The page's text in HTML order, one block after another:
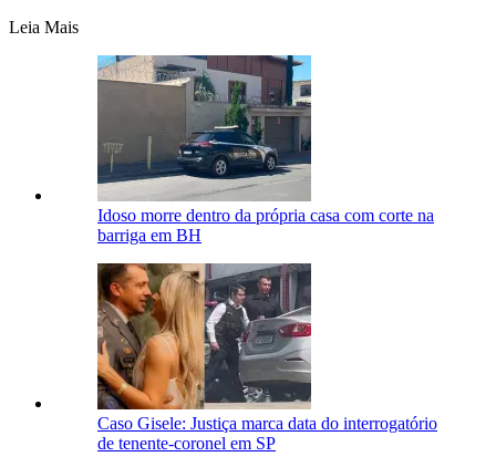
Leia Mais
Idoso morre dentro da própria casa com corte na
barriga em BH
Caso Gisele: Justiça marca data do interrogatório
de tenente-coronel em SP